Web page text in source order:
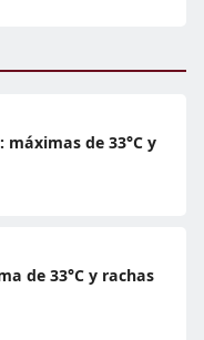
de 33°C y
de 33°C y rachas